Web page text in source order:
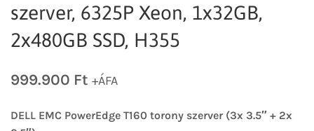
szerver, 6325P Xeon, 1x32GB,
2x480GB SSD, H355
999.900 Ft +ÁFA
DELL EMC PowerEdge T160 torony szerver (3x 3.5″ + 2x